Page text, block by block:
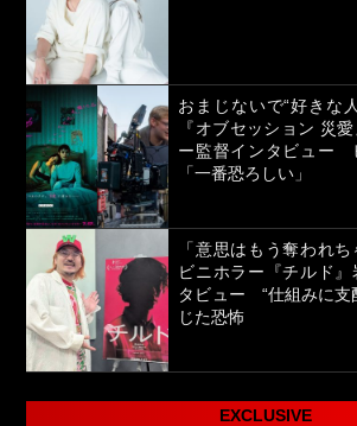
おまじないで“好きな
『オブセッション 災
ー監督インタビュー
「一番恐ろしい」
「意思はもう奪われ
ビニホラー『チルド
タビュー “仕組みに支
じた恐怖
EXCLUSIVE